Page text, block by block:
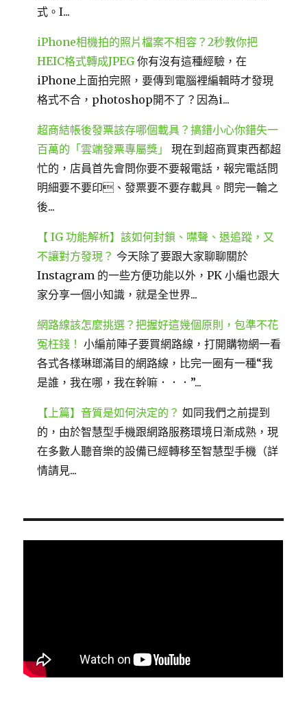
式。I...
iPhone相機拍的照片檔案不相容？2秒教你把
HEIC格式轉成JPEG 你有沒有這種經驗，在
iPhone上面拍完照，要傳到電腦裡編輯時才發現
格式不合，photoshop開不了？因為i...
超商結帳後發票該存哪個載具？搞錯小心你錯失一
百萬的「雲端發票專屬獎」
現在到超商買東西都超
忙的，店員首先會問你要不要報電話，報完電話問
明細要不要印、發票要不要存載具。問完一輪之
後...
【 IG 功能解析】該如何封鎖、噤聲、退追蹤，又
不讓對方發現？ 今天除了要跟大家聊聊關於
Instagram 的一些方便功能以外，PK 小編也跟大
家分享一個小知識，就是全世界...
網路線該怎麼挑選？把握好這幾個原則，包準不花
冤枉錢！ 小編前陣子要買網路線，打開購物網一看
各式各樣琳瑯滿目的網路線，比完一圈有一種“我
是誰，我在哪，我在幹嘛．．．”...
【上篇】音質是如何決定的？ 如同我們之前提到
的，由於智慧型手機跟網路服務環境日漸成熟，現
在多數人聽音樂的設備已經轉移至智慧型手機（詳
情請見...